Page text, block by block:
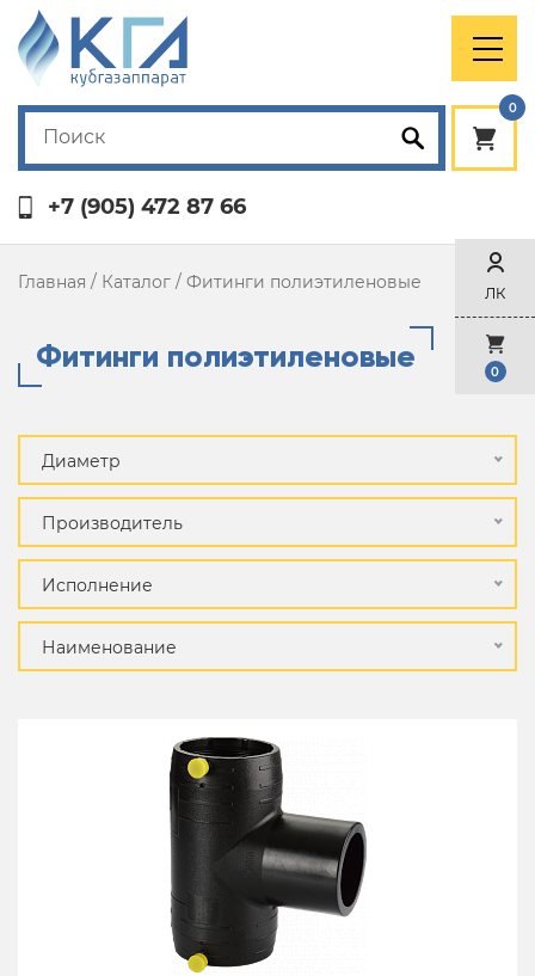
0
+7 (905) 472 87 66
Главная / Каталог / Фитинги полиэтиленовые
Фитинги полиэтиленовые
Диаметр
Производитель
Исполнение
Наименование
ЛК
0